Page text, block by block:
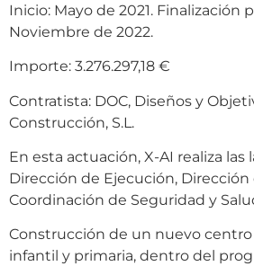
Inicio: Mayo de 2021. Finalización
Noviembre de 2022.
Importe: 3.276.297,18 €
Contratista: DOC, Diseños y
Construcción, S.L.
En esta actuación, X-AI realiza las
Dirección de Ejecución,
Coordinación de Seguridad y
Construcción de un nuevo
infantil y primaria, dentro del